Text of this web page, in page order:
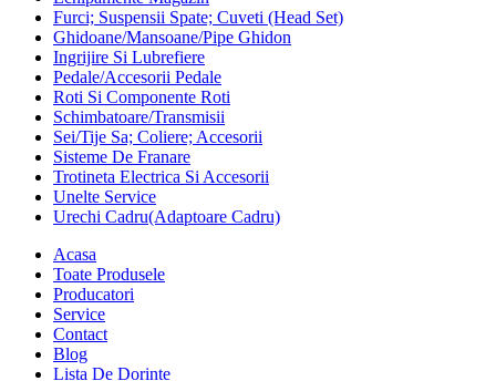
Furci; Suspensii Spate; Cuveti (Head Set)
Ghidoane/Mansoane/Pipe Ghidon
Ingrijire Si Lubrefiere
Pedale/Accesorii Pedale
Roti Si Componente Roti
Schimbatoare/Transmisii
Sei/Tije Sa; Coliere; Accesorii
Sisteme De Franare
Trotineta Electrica Si Accesorii
Unelte Service
Urechi Cadru(Adaptoare Cadru)
Acasa
Toate Produsele
Producatori
Service
Contact
Blog
Lista De Dorințe